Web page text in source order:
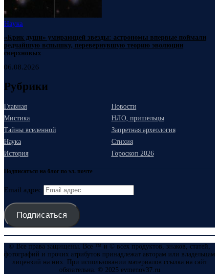
Наука
«Крик души» умирающей звезды: астрономы впервые поймали
редчайшую вспышку, перевернувшую теорию эволюции
сверхновых
06.08.2026
Рубрики
Главная
Новости
Мистика
НЛО, пришельцы
Тайны вселенной
Запретная археология
Наука
Стихия
История
Гороскоп 2026
Подписаться на блог по эл. почте
Email адрес
Подписаться
© Все права защищены. Все ™ и © всех продуктов, знаков, статей,
фотографий и прочих атрибутов принадлежат авторам или владельцам
лицензий на них. При использовании материалов ссылка на сайт
обязательна. © 2025 evmenov37.ru